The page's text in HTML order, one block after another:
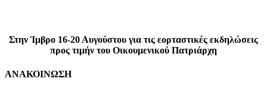
Στην Ίμβρο 16-20 Αυγούστου για τις εορταστικές εκδηλώσεις
προς τιμήν του Οικουμενικού Πατριάρχη
ΑΝΑΚΟΙΝΩΣΗ